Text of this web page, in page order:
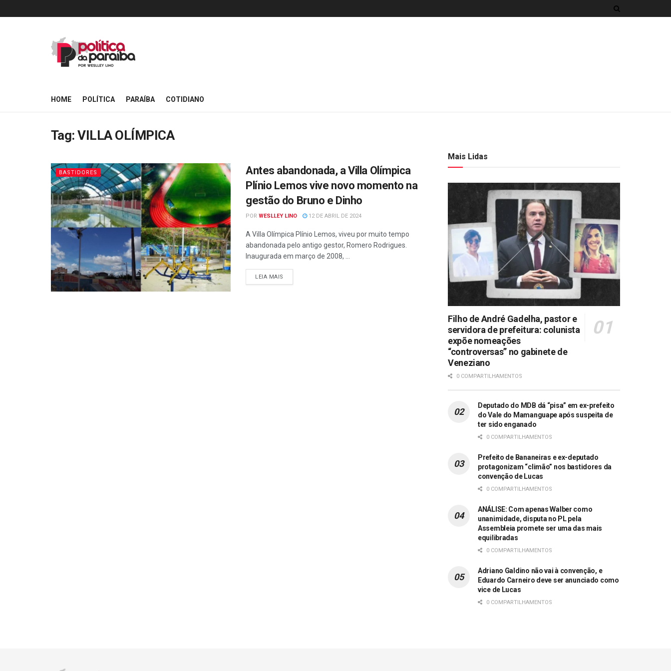
HOME POLÍTICA PARAÍBA COTIDIANO
Tag:VILLA OLÍMPICA
BASTIDORES
Antes abandonada, a Villa Olímpica
Plínio Lemos vive novo momento na
gestão do Bruno e Dinho
POR WESLLEY LINO 12 DE ABRIL DE 2024
A Villa Olímpica Plínio Lemos, viveu por muito tempo
abandonada pelo antigo gestor, Romero Rodrigues.
Inaugurada em março de 2008, ...
LEIA MAIS
Mais Lidas
Filho de André Gadelha, pastor e
servidora de prefeitura: colunista
expõe nomeações
“controversas” no gabinete de
Veneziano
0 COMPARTILHAMENTOS
Deputado do MDB dá “pisa” em ex-prefeito
do Vale do Mamanguape após suspeita de
ter sido enganado
0 COMPARTILHAMENTOS
Prefeito de Bananeiras e ex-deputado
protagonizam “climão” nos bastidores da
convenção de Lucas
0 COMPARTILHAMENTOS
ANÁLISE: Com apenas Walber como
unanimidade, disputa no PL pela
Assembleia promete ser uma das mais
equilibradas
0 COMPARTILHAMENTOS
Adriano Galdino não vai à convenção, e
Eduardo Carneiro deve ser anunciado como
vice de Lucas
0 COMPARTILHAMENTOS